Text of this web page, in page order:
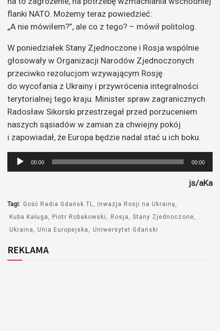
flanki NATO. Możemy teraz powiedzieć:
„A nie mówiłem?”, ale co z tego? – mówił politolog.
W poniedziałek Stany Zjednoczone i Rosja wspólnie
głosowały w Organizacji Narodów Zjednoczonych
przeciwko rezolucjom wzywającym Rosję
do wycofania z Ukrainy i przywrócenia integralności
terytorialnej tego kraju. Minister spraw zagranicznych
Radosław Sikorski przestrzegał przed porzuceniem
naszych sąsiadów w zamian za chwiejny pokój
i zapowiadał, że Europa będzie nadal stać u ich boku.
Odtwarzacz
plików
00:00 00:00
js/aKa
Tagi: Gość Radia Gdańsk TL
inwazja Rosji na Ukrainę
Kuba Kaługa
Piotr Robakowski Rosja
Stany Zjednoczone
Ukraina
Unia Europejska Uniwersytet Gdański
REKLAMA